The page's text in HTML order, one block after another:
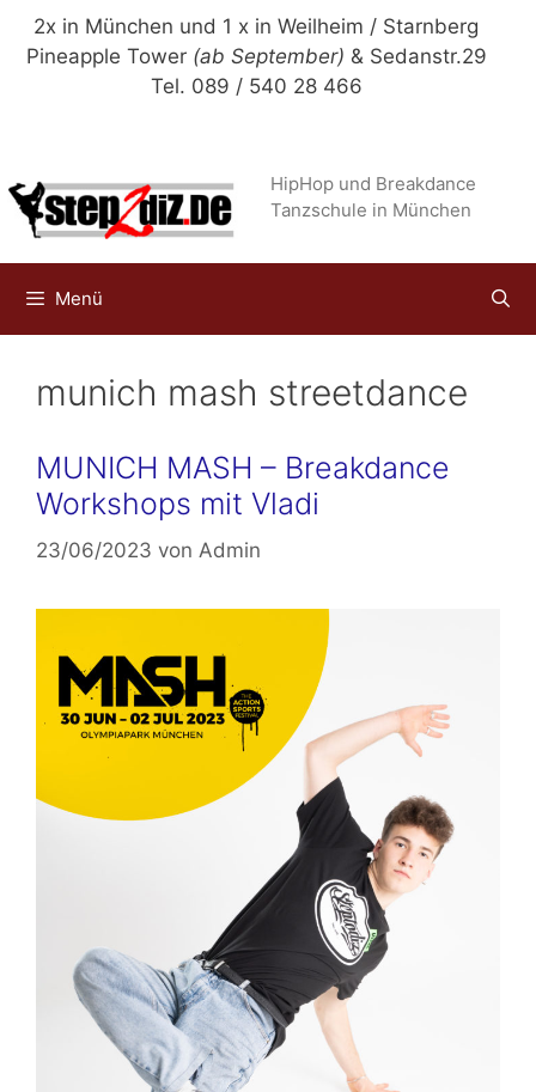
Zum
Inhalt
2x in München und 1 x in Weilheim / Starnberg
Pineapple Tower (ab September) & Sedanstr.29
Tel. 089 / 540 28 466
HipHop und Breakdance
Tanzschule in München
Menü
munich mash streetdance
MUNICH MASH – Breakdance
Workshops mit Vladi
23/06/2023 von Admin